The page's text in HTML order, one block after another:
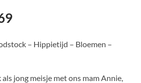
– Hippietijd – Bloemen –
jong meisje met ons mam Annie,